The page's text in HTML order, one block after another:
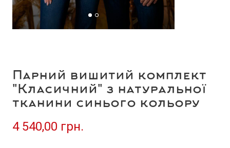
Парний вишитий комплект
"Класичний" з натуральної
тканини синього кольору
4 540,00 грн.